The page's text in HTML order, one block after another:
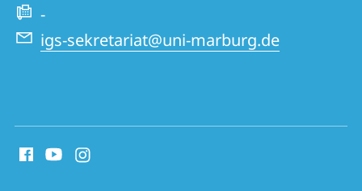
-
igs-sekretariat@uni-marburg.de
Media